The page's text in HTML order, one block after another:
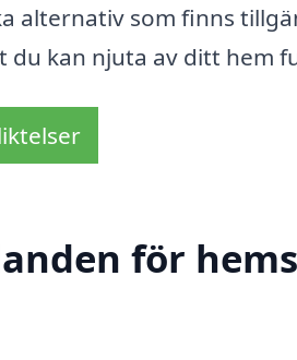
alternativ som finns
du kan njuta av ditt hem
för